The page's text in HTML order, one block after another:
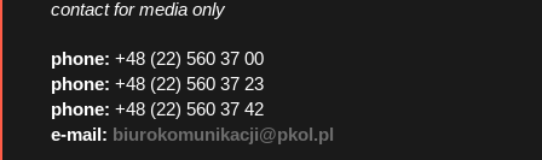
contact for media only
phone: +48 (22) 560 37 00
phone: +48 (22) 560 37 23
phone: +48 (22) 560 37 42
e-mail: biurokomunikacji@pkol.pl